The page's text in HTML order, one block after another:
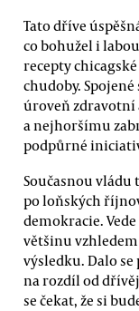
Tato dříve
co bohužel i
recepty
chudoby.
úroveň zdravotní
a nejhoršímu
podpůrné
Současnou vládu
po loňských
demokracie.
většinu
výsledku. Dalo
na rozdíl od
se čekat, že si